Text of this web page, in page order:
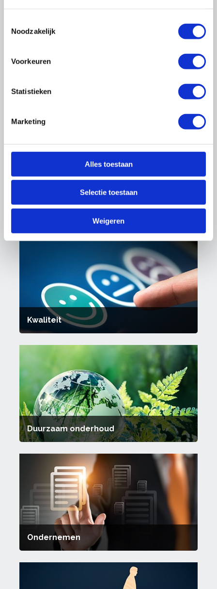
Noodzakelijk
Voorkeuren
Statistieken
Marketing
Alles toestaan
Selectie toestaan
Weigeren
Arbo & Milieu
Kwaliteit
Duurzaam onderhoud
Ondernemen